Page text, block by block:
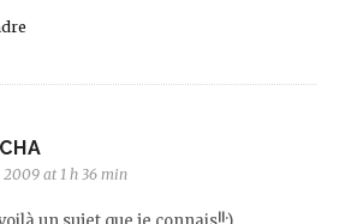
2009 at 1 h 36 min